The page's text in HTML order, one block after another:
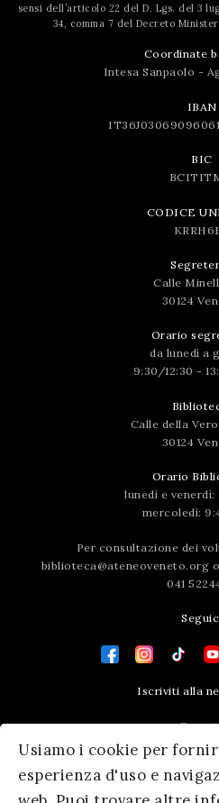
Usiamo i cookie per
esperienza d'uso e
sensi dell’articolo 22 del D. Lgs. del 3
34, comma 7 del Decreto
Coordinate
Intesa Sanpaolo -
IBAN
BIC
CODICE
Calle
30124
Orario
da lunedì a
9:30/12:30 -
Calle della
30124
Orario
lunedì e
mercoledì:
Per consultazione dei
biblioteca@ateneoveneto.org
041
Iscriviti alla